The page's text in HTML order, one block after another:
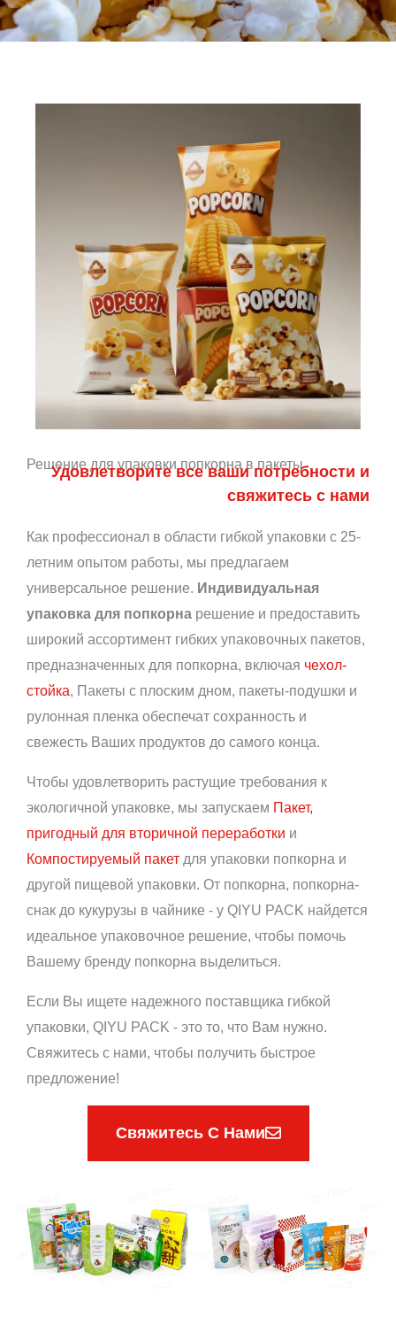
Решение для упаковки попкорна в пакеты
Удовлетворите все ваши потребности и
свяжитесь с нами
Как профессионал в области гибкой упаковки с 25-
летним опытом работы, мы предлагаем
универсальное решение. Индивидуальная
упаковка для попкорна решение и предоставить
широкий ассортимент гибких упаковочных пакетов,
предназначенных для попкорна, включая чехол-
стойка, Пакеты с плоским дном, пакеты-подушки и
рулонная пленка обеспечат сохранность и
свежесть Ваших продуктов до самого конца.
Чтобы удовлетворить растущие требования к
экологичной упаковке, мы запускаем Пакет,
пригодный для вторичной переработки и
Компостируемый пакет для упаковки попкорна и
другой пищевой упаковки. От попкорна, попкорна-
снак до кукурузы в чайнике - у QIYU PACK найдется
идеальное упаковочное решение, чтобы помочь
Вашему бренду попкорна выделиться.
Если Вы ищете надежного поставщика гибкой
упаковки, QIYU PACK - это то, что Вам нужно.
Свяжитесь с нами, чтобы получить быстрое
предложение!
Свяжитесь С Нами